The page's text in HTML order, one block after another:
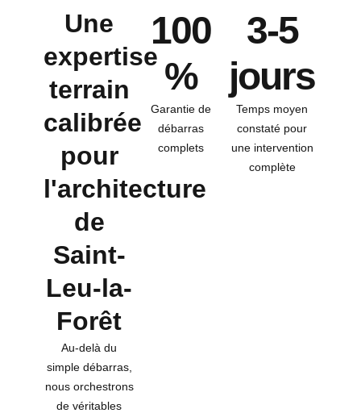
Une
expertise
terrain
calibrée
pour
l'architecture
de
Saint-
Leu-la-
Forêt
Au-delà du
simple débarras,
nous orchestrons
de véritables
100
%
Garantie de
débarras
complets
3-5
jours
Temps moyen
constaté pour
une intervention
complète